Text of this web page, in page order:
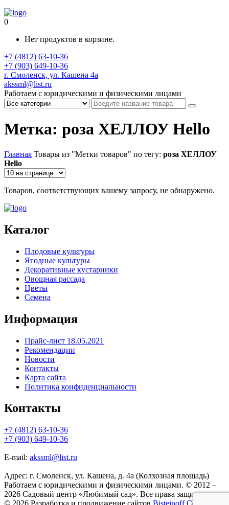
0
Нет продуктов в корзине.
+7 (4812) 63-10-36
+7 (903) 649-10-36
г. Смоленск, ул. Кашена 4а
akssml@list.ru
Работаем с юридическими и физическими лицами
Метка: роза ХЕЛЛОУ Hello
Главная Товары из "Метки товаров" по тегу: роза ХЕЛЛОУ
Hello
Товаров, соответствующих вашему запросу, не обнаружено.
Каталог
Плодовые культуры
Ягодные культуры
Декоративные кустарники
Овощная рассада
Цветы
Семена
Информация
Прайс-лист 18.05.2021
Рекомендации
Новости
Контакты
Карта сайта
Политика конфиденциальности
Контакты
+7 (4812) 63-10-36
+7 (903) 649-10-36
E-mail: akssml@list.ru
Адрес: г. Смоленск, ул. Кашена, д. 4а (Колхозная площадь)
Работаем с юридическими и физическими лицами. © 2012 –
2026 Садовый центр «Любимый сад». Все права защищены.